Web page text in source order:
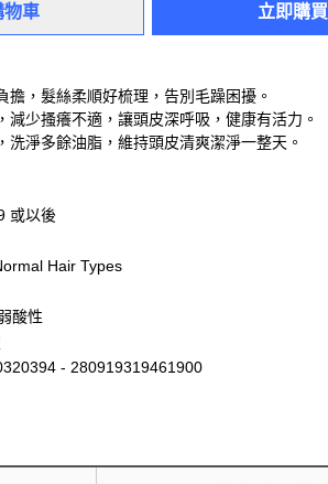
物車 立即購買
，髮絲柔順好梳理，告別毛躁困擾。
少搔癢不適，讓頭皮深呼吸，健康有活力。
淨多餘油脂，維持頭皮清爽潔淨一整天。
或以後
Hair Types
酸性
- 280919319461900